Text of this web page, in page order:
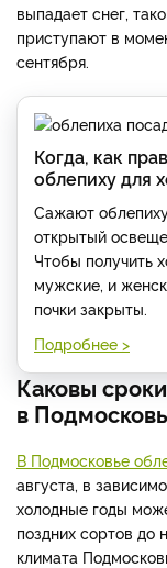
выпадает снег,
приступают в
сентября.
Когда, как
облепиху для
Сажают
открытый
Чтобы получить
мужские, и
почки закрыты.
Подробнее >
Каковы
в
В Подмосковье
августа, в
холодные годы
поздних сортов до
климата